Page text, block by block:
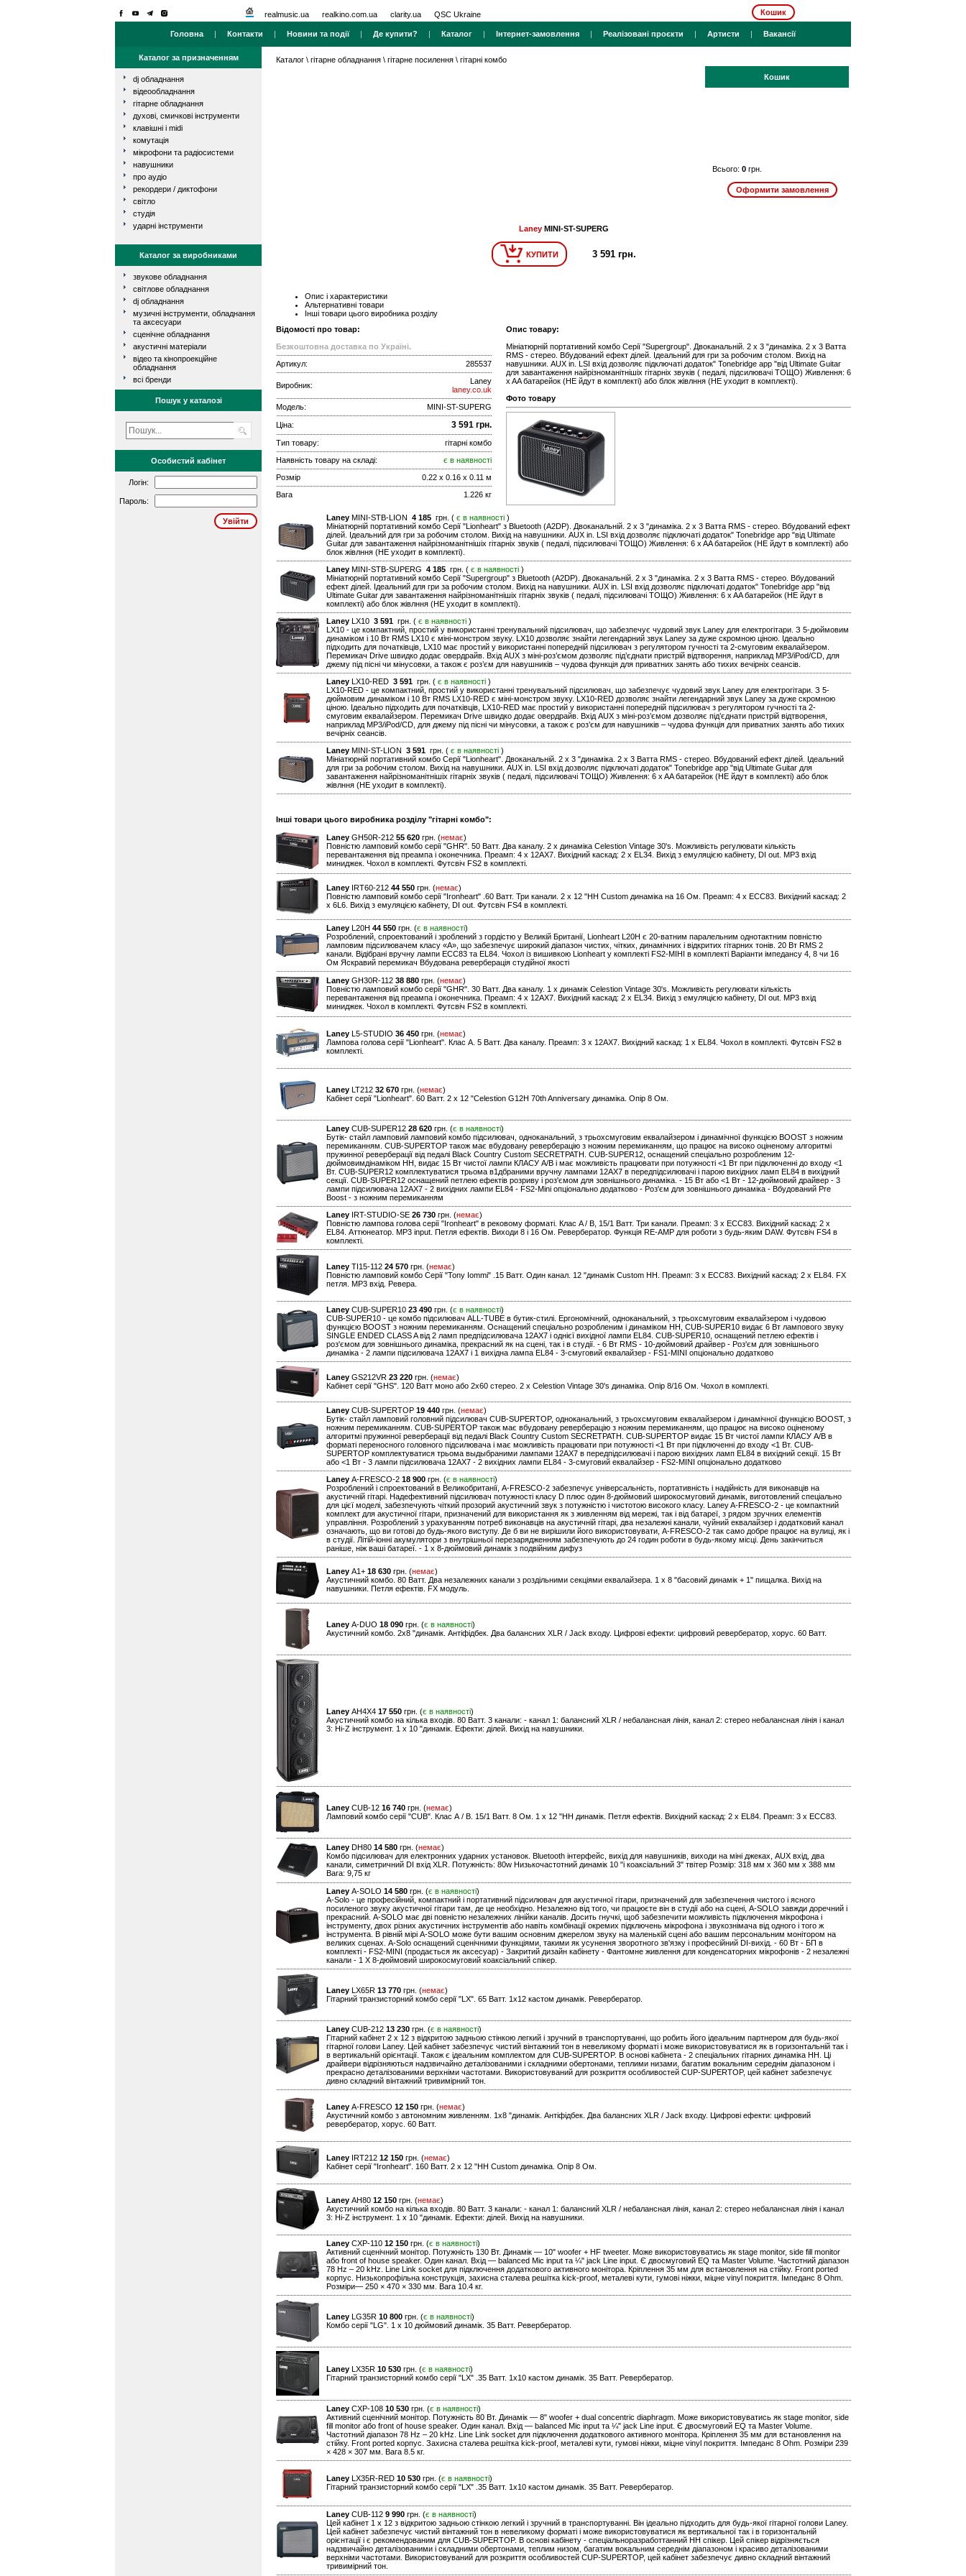
realmusic.ua realkino.com.ua clarity.ua QSC Ukraine Кошик
Головна | Контакти | Новини та події| Де купити? | Каталог | Інтернет-замовлення | Реалізовані проєкти | Артисти | Вакансії
Каталог за призначенням
dj обладнання
відеообладнання
гітарне обладнання
духові, смичкові інструменти
клавішні і midi
комутація
мікрофони та радіосистеми
навушники
про аудіо
рекордери / диктофони
світло
студія
ударні інструменти
Каталог за виробниками
звукове обладнання
світлове обладнання
dj обладнання
музичні інструменти, обладнання
та аксесуари
сценічне обладнання
акустичні матеріали
відео та кінопроекційне
обладнання
всі бренди
Пошук у каталозі
Особистий кабінет
Логін:
Пароль:
Каталог \ гітарне обладнання \ гітарне посилення \ гітарні комбо
Кошик
Всього: 0 грн.
LaneyMINI-ST-SUPERG
КУПИТИ 3 591 грн.
Опис і характеристики
Альтернативні товари
Інші товари цього виробника розділу
Відомості про товар:
Безкоштовна доставка по Україні.
Артикул:
285537
Виробник:
Laney
laney.co.uk
Модель:
MINI-ST-SUPERG
Ціна: 3 591 грн.
Тип товару:
гітарні комбо
Наявність товару на складі:
є в наявності
Розмір
0.22 x 0.16 x 0.11 м
Вага
1.226 кг
Опис товару:
Мініатюрній портативний комбо Серії "Supergroup". Двоканальній. 2 x 3 "динаміка. 2 x 3 Ватта
RMS - стерео. Вбудований ефект ділей. Ідеальний для гри за робочим столом. Вихід на
навушники. AUX in. LSI вхід дозволяє підключаті додаток" Tonebridge app "від Ultimate Guitar
для завантаження найрізноманітнішіх гітарніх звуків ( педалі, підсилювачі ТОЩО) Живлення: 6
x AA батарейок (НЕ йдут в комплекті) або блок жівлння (НЕ уходит в комплекті).
Фото товару
Laney MINI-STB-LION 4 185 грн. ( є в наявності )
Мініатюрній портативний комбо Серії "Lionheart" з Bluetooth (A2DP). Двоканальній. 2 x 3 "динаміка. 2 x 3 Ватта RMS - стерео. Вбудований ефект
ділей. Ідеальний для гри за робочим столом. Вихід на навушники. AUX in. LSI вхід дозволяє підключаті додаток" Tonebridge app "від Ultimate
Guitar для завантаження найрізноманітнішіх гітарніх звуків ( педалі, підсилювачі ТОЩО) Живлення: 6 x AA батарейок (НЕ йдут в комплекті) або
блок жівлння (НЕ уходит в комплекті).
Laney MINI-STB-SUPERG 4 185 грн. ( є в наявності )
Мініатюрній портативний комбо Серії "Supergroup" з Bluetooth (A2DP). Двоканальній. 2 x 3 "динаміка. 2 x 3 Ватта RMS - стерео. Вбудований
ефект ділей. Ідеальний для гри за робочим столом. Вихід на навушники. AUX in. LSI вхід дозволяє підключаті додаток" Tonebridge app "від
Ultimate Guitar для завантаження найрізноманітнішіх гітарніх звуків ( педалі, підсилювачі ТОЩО) Живлення: 6 x AA батарейок (НЕ йдут в
комплекті) або блок жівлння (НЕ уходит в комплекті).
Laney LX10 3 591 грн. ( є в наявності )
LX10 - це компактний, простий у використанні тренувальний підсилювач, що забезпечує чудовий звук Laney для електрогітари. З 5-дюймовим
динаміком і 10 Вт RMS LX10 є міні-монстром звуку. LX10 дозволяє знайти легендарний звук Laney за дуже скромною ціною. Ідеально
підходить для початківців, LX10 має простий у використанні попередній підсилювач з регулятором гучності та 2-смуговим еквалайзером.
Перемикач Drive швидко додає овердрайв. Вхід AUX з міні-роз’ємом дозволяє під’єднати пристрій відтворення, наприклад MP3/iPod/CD, для
джему під пісні чи мінусовки, а також є роз’єм для навушників – чудова функція для приватних занять або тихих вечірніх сеансів.
Laney LX10-RED 3 591 грн. ( є в наявності )
LX10-RED - це компактний, простий у використанні тренувальний підсилювач, що забезпечує чудовий звук Laney для електрогітари. З 5-
дюймовим динаміком і 10 Вт RMS LX10-RED є міні-монстром звуку. LX10-RED дозволяє знайти легендарний звук Laney за дуже скромною
ціною. Ідеально підходить для початківців, LX10-RED має простий у використанні попередній підсилювач з регулятором гучності та 2-
смуговим еквалайзером. Перемикач Drive швидко додає овердрайв. Вхід AUX з міні-роз’ємом дозволяє під’єднати пристрій відтворення,
наприклад MP3/iPod/CD, для джему під пісні чи мінусовки, а також є роз’єм для навушників – чудова функція для приватних занять або тихих
вечірніх сеансів.
Laney MINI-ST-LION 3 591 грн. ( є в наявності )
Мініатюрній портативний комбо Серії "Lionheart". Двоканальній. 2 x 3 "динаміка. 2 x 3 Ватта RMS - стерео. Вбудований ефект ділей. Ідеальний
для гри за робочим столом. Вихід на навушники. AUX in. LSI вхід дозволяє підключаті додаток" Tonebridge app "від Ultimate Guitar для
завантаження найрізноманітнішіх гітарніх звуків ( педалі, підсилювачі ТОЩО) Живлення: 6 x AA батарейок (НЕ йдут в комплекті) або блок
жівлння (НЕ уходит в комплекті).
Інші товари цього виробника розділу "гітарні комбо":
Laney GH50R-212 55 620 грн. (немає)
Повністю ламповий комбо серії "GHR". 50 Ватт. Два каналу. 2 x динаміка Celestion Vintage 30's. Можливість регулювати кількість
перевантаження від преампа і оконечника. Преамп: 4 x 12AX7. Вихідний каскад: 2 x EL34. Вихід з емуляцією кабінету, DI out. МР3 вхід
миниджек. Чохол в комплекті. Футсвіч FS2 в комплекті.
Laney IRT60-212 44 550 грн. (немає)
Повністю ламповий комбо серії "Ironheart" .60 Ватт. Три канали. 2 x 12 "HH Custom динаміка на 16 Ом. Преамп: 4 x ECC83. Вихідний каскад: 2
x 6L6. Вихід з емуляцією кабінету, DI out. Футсвіч FS4 в комплекті.
Laney L20H 44 550 грн. (є в наявності)
Розроблений, спроектований і зроблений з гордістю у Великій Британії, Lionheart L20H є 20-ватним паралельним однотактним повністю
ламповим підсилювачем класу «А», що забезпечує широкий діапазон чистих, чітких, динамічних і відкритих гітарних тонів. 20 Вт RMS 2
канали. Відібрані вручну лампи ECC83 та EL84. Чохол із вишивкою Lionheart у комплекті FS2-МІНІ в комплекті Варіанти імпедансу 4, 8 чи 16
Ом Яскравий перемикач Вбудована реверберація студійної якості
Laney GH30R-112 38 880 грн. (немає)
Повністю ламповий комбо серії "GHR". 30 Ватт. Два каналу. 1 x динамік Celestion Vintage 30's. Можливість регулювати кількість
перевантаження від преампа і оконечника. Преамп: 4 x 12AX7. Вихідний каскад: 2 x EL34. Вихід з емуляцією кабінету, DI out. МР3 вхід
миниджек. Чохол в комплекті. Футсвіч FS2 в комплекті.
Laney L5-STUDIO 36 450 грн. (немає)
Лампова голова серії "Lionheart". Клас А. 5 Ватт. Два каналу. Преамп: 3 x 12AX7. Вихідний каскад: 1 x EL84. Чохол в комплекті. Футсвіч FS2 в
комплекті.
Laney LT212 32 670 грн. (немає)
Кабінет серії "Lionheart". 60 Ватт. 2 x 12 "Celestion G12H 70th Anniversary динаміка. Опір 8 Ом.
Laney CUB-SUPER12 28 620 грн. (є в наявності)
Бутік- стайл ламповий ламповий комбо підсилювач, одноканальний, з трьохсмуговим еквалайзером і динамічної функцією BOOST з ножним
перемиканням. CUB-SUPERTOP також має вбудовану реверберацію з ножним перемиканням, що працює на високо оціненому алгоритмі
пружинної реверберації від педалі Black Country Custom SECRETPATH. CUB-SUPER12, оснащений спеціально розробленим 12-
дюймовимдінаміком HH, видає 15 Вт чистої лампи КЛАСУ A/B і має можливість працювати при потужності <1 Вт при підключенні до входу <1
Вт. CUB-SUPER12 комплектуватися трьома в1дбраними вручну лампами 12AX7 в передпідсилювачі і парою вихідних ламп EL84 в вихідний
секції. CUB-SUPER12 оснащений петлею ефектів розриву і роз'ємом для зовнішнього динаміка. - 15 Вт або <1 Вт - 12-дюймовий драйвер - 3
лампи підсилювача 12AX7 - 2 вихідних лампи EL84 - FS2-Mini опціонально додатково - Роз'єм для зовнішнього динаміка - Вбудований Pre
Boost - з ножним перемиканням
Laney IRT-STUDIO-SE 26 730 грн. (немає)
Повністю лампова голова серії "Ironheart" в рековому форматі. Клас A / B, 15/1 Ватт. Три канали. Преамп: 3 x ECC83. Вихідний каскад: 2 x
EL84. Аттюнеатор. MP3 input. Петля ефектів. Виходи 8 і 16 Ом. Ревербератор. Функція RE-AMP для роботи з будь-яким DAW. Футсвіч FS4 в
комплекті.
Laney TI15-112 24 570 грн. (немає)
Повністю ламповий комбо Серії "Tony Iommi" .15 Ватт. Один канал. 12 "динамік Custom HH. Преамп: 3 x ECC83. Вихідний каскад: 2 x EL84. FX
петля. MP3 вхід. Ревера.
Laney CUB-SUPER10 23 490 грн. (є в наявності)
CUB-SUPER10 - це комбо підсилювач ALL-TUBE в бутик-стилі. Ергономічний, одноканальний, з трьохсмуговим еквалайзером і чудовою
функцією BOOST з ножним перемиканням. Оснащений спеціально розробленим і динаміком HH, CUB-SUPER10 видає 6 Вт лампового звуку
SINGLE ENDED CLASS A від 2 ламп предпідсилювача 12AX7 і однієї вихідної лампи EL84. CUB-SUPER10, оснащений петлею ефектів і
роз'ємом для зовнішнього динаміка, прекрасний як на сцені, так і в студії. - 6 Вт RMS - 10-дюймовий драйвер - Роз'єм для зовнішнього
динаміка - 2 лампи підсилювача 12AX7 і 1 вихідна лампа EL84 - 3-смуговий еквалайзер - FS1-MINI опціонально додатково
Laney GS212VR 23 220 грн. (немає)
Кабінет серії "GHS". 120 Ватт моно або 2х60 стерео. 2 x Celestion Vintage 30's динаміка. Опір 8/16 Ом. Чохол в комплекті.
Laney CUB-SUPERTOP 19 440 грн. (немає)
Бутік- стайл ламповий головний підсилювач CUB-SUPERTOP, одноканальний, з трьохсмуговим еквалайзером і динамічної функцією BOOST, з
ножним перемиканням. CUB-SUPERTOP також має вбудовану реверберацію з ножним перемиканням, що працює на високо оціненому
алгоритмі пружинної реверберації від педалі Black Country Custom SECRETPATH. CUB-SUPERTOP видає 15 Вт чистої лампи КЛАСУ A/B в
форматі переносного головного підсилювача і має можливість працювати при потужності <1 Вт при підключенні до входу <1 Вт. CUB-
SUPERTOP комплектуватися трьома выдыбраними лампами 12AX7 в передпідсилювачі і парою вихідних ламп EL84 в вихідний секції. 15 Вт
або <1 Вт - 3 лампи підсилювача 12AX7 - 2 вихідних лампи EL84 - 3-смуговий еквалайзер - FS2-MINI опціонально додатково
Laney A-FRESCO-2 18 900 грн. (є в наявності)
Розроблений і спроектований в Великобританії, A-FRESCO-2 забезпечує універсальність, портативність і надійність для виконавців на
акустичній гітарі. Надефективний підсилювач потужності класу D плюс один 8-дюймовий широкосмуговий динамік, виготовлений спеціально
для цієї моделі, забезпечують чіткий прозорий акустичний звук з потужністю і чистотою високого класу. Laney A-FRESCO-2 - це компактний
комплект для акустичної гітари, призначений для використання як з живленням від мережі, так і від батареї, з рядом зручних елементів
управління. Розроблений з урахуванням потреб виконавців на акустичній гітарі, два незалежні канали, чуйний еквалайзер і додатковий канал
означають, що ви готові до будь-якого виступу. Де б ви не вирішили його використовувати, A-FRESCO-2 так само добре працює на вулиці, як і
в студії. Літій-іонні акумулятори з внутрішньої перезарядженням забезпечують до 24 годин роботи в будь-якому місці. День закінчиться
раніше, ніж ваші батареї. - 1 x 8-дюймовий динамік з подвійним дифуз
Laney A1+ 18 630 грн. (немає)
Акустичний комбо. 80 Ватт. Два незалежних канали з роздільними секціями еквалайзера. 1 x 8 "басовий динамік + 1" пищалка. Вихід на
навушники. Петля ефектів. FX модуль.
Laney A-DUO 18 090 грн. (є в наявності)
Акустичний комбо. 2х8 "динамік. Антіфідбек. Два балансних XLR / Jack входу. Цифрові ефекти: цифровий ревербератор, хорус. 60 Ватт.
Laney AH4X4 17 550 грн. (є в наявності)
Акустичний комбо на кілька входів. 80 Ватт. 3 канали: - канал 1: балансний XLR / небалансная лінія, канал 2: стерео небалансная лінія і канал
3: Hi-Z інструмент. 1 x 10 "динамік. Ефекти: ділей. Вихід на навушники.
Laney CUB-12 16 740 грн. (немає)
Ламповий комбо серії "CUB". Клас А / В. 15/1 Ватт. 8 Ом. 1 x 12 "HH динамік. Петля ефектів. Вихідний каскад: 2 x EL84. Преамп: 3 x ECC83.
Laney DH80 14 580 грн. (немає)
Комбо підсилювач для електронних ударних установок. Bluetooth інтерфейс, вихід для навушників, виходи на міні джеках, AUX вхід, два
канали, симетричний DI вхід XLR. Потужність: 80w Низькочастотний динамік 10 "і коаксіальний 3" твітер Розмір: 318 мм x 360 мм x 388 мм
Вага: 9,75 кг
Laney A-SOLO 14 580 грн. (є в наявності)
A-Solo - це професійний, компактний і портативний підсилювач для акустичної гітари, призначений для забезпечення чистого і ясного
посиленого звуку акустичної гітари там, де це необхідно. Незалежно від того, чи працюєте він в студії або на сцені, A-SOLO завжди доречний і
прекрасний. A-SOLO має дві повністю незалежних лінійки каналів. Досить гнучкі, щоб забезпечити можливість підключення мікрофона і
інструменту, двох різних акустичних інструментів або навіть комбінації окремих підключень мікрофона і звукознімача від одного і того ж
інструмента. В рівній мірі A-SOLO може бути вашим основним джерелом звуку на маленькій сцені або вашим персональним монітором на
великих сценах. A-Solo оснащений сценічними функціями, такими як усунення зворотного зв'язку і професійний DI-вихід. - 60 Вт - БП в
комплекті - FS2-MINI (продається як аксесуар) - Закритий дизайн кабінету - Фантомне живлення для конденсаторних мікрофонів - 2 незалежні
канали - 1 X 8-дюймовий широкосмуговий коаксіальний спікер.
Laney LX65R 13 770 грн. (немає)
Гітарний транзисторний комбо серії "LХ". 65 Ватт. 1х12 кастом динамік. Ревербератор.
Laney CUB-212 13 230 грн. (є в наявності)
Гітарний кабінет 2 x 12 з відкритою задньою стінкою легкий і зручний в транспортуванні, що робить його ідеальним партнером для будь-якої
гітарної голови Laney. Цей кабінет забезпечує чистий вінтажний тон в невеликому форматі і може використовуватися як в горизонтальній так і
в вертикальній орієнтації. Також є ідеальним комплектом для CUB-SUPERTOP. В основі кабінета - 2 спеціальних гітарних динаміка HH. Ці
драйвери відрізняються надзвичайно деталізованими і складними обертонами, теплими низами, багатим вокальним середнім діапазоном і
прекрасно деталізованими верхніми частотами. Використовуваний для розкриття особливостей CUP-SUPERTOP, цей кабінет забезпечує
дивно складний вінтажний тривимірний тон.
Laney A-FRESCO 12 150 грн. (немає)
Акустичний комбо з автономним живленням. 1х8 "динамік. Антіфідбек. Два балансних XLR / Jack входу. Цифрові ефекти: цифровий
ревербератор, хорус. 60 Ватт.
Laney IRT212 12 150 грн. (немає)
Кабінет серії "Ironheart". 160 Ватт. 2 x 12 "HH Custom динаміка. Опір 8 Ом.
Laney AH80 12 150 грн. (немає)
Акустичний комбо на кілька входів. 80 Ватт. 3 канали: - канал 1: балансний XLR / небалансная лінія, канал 2: стерео небалансная лінія і канал
3: Hi-Z інструмент. 1 x 10 "динамік. Ефекти: ділей. Вихід на навушники.
Laney CXP-110 12 150 грн. (є в наявності)
Активний сценічний монітор. Потужність 130 Вт. Динамік — 10" woofer + HF tweeter. Може використовуватись як stage monitor, side fill monitor
або front of house speaker. Один канал. Вхід — balanced Mic input та ¼" jack Line input. Є двосмуговий EQ та Master Volume. Частотний діапазон
78 Hz – 20 kHz. Line Link socket для підключення додаткового активного монітора. Кріплення 35 мм для встановлення на стійку. Front ported
корпус. Низькопрофільна конструкція, захисна сталева решітка kick-proof, металеві кути, гумові ніжки, міцне vinyl покриття. Імпеданс 8 Ohm.
Розміри— 250 × 470 × 330 мм. Вага 10.4 кг.
Laney LG35R 10 800 грн. (є в наявності)
Комбо серії "LG". 1 x 10 дюймовий динамік. 35 Ватт. Ревербератор.
Laney LX35R 10 530 грн. (є в наявності)
Гітарний транзисторний комбо серії "LХ" .35 Ватт. 1х10 кастом динамік. 35 Ватт. Ревербератор.
Laney CXP-108 10 530 грн. (є в наявності)
Активний сценічний монітор. Потужність 80 Вт. Динамік — 8" woofer + dual concentric diaphragm. Може використовуватись як stage monitor, side
fill monitor або front of house speaker. Один канал. Вхід — balanced Mic input та ¼" jack Line input. Є двосмуговий EQ та Master Volume.
Частотний діапазон 78 Hz – 20 kHz. Line Link socket для підключення додаткового активного монітора. Кріплення 35 мм для встановлення на
стійку. Front ported корпус. Захисна сталева решітка kick-proof, металеві кути, гумові ніжки, міцне vinyl покриття. Імпеданс 8 Ohm. Розміри 239
× 428 × 307 мм. Вага 8.5 кг.
Laney LX35R-RED 10 530 грн. (є в наявності)
Гітарний транзисторний комбо серії "LХ" .35 Ватт. 1х10 кастом динамік. 35 Ватт. Ревербератор.
Laney CUB-112 9 990 грн. (є в наявності)
Цей кабінет 1 x 12 з відкритою задньою стінкою легкий і зручний в транспортуванні. Він ідеально підходить для будь-якої гітарної голови Laney.
Цей кабінет забезпечує чистий вінтажний тон в невеликому форматі і може використовуватися як вертикальної так і в горизонтальній
орієнтації і є рекомендованим для CUB-SUPERTOP. В основі кабінету - спеціальноразработтанний HH спікер. Цей спікер відрізняється
надзвичайно деталізованими і складними обертонами, теплим низом, багатим вокальним середнім діапазоном і красиво деталізованими
верхніми частотами. Використовуваний для розкриття особливостей CUP-SUPERTOP, цей кабінет забезпечує дивно складний вінтажний
тривимірний тон.